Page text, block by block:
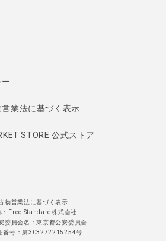
業法に基づく表示
STORE 公式ストア
物営業法に基づく表示
：Free Standard株式会社
委員会名：東京都公安委員会
番号：第303272215254号